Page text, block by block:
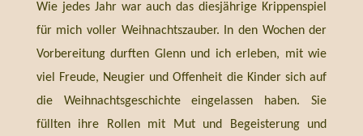
Wie jedes Jahr war auch das diesjährige Krippenspiel
für mich voller Weihnachtszauber. In den Wochen der
Vorbereitung durften Glenn und ich erleben, mit wie
viel Freude, Neugier und Offenheit die Kinder sich auf
die Weihnachtsgeschichte eingelassen haben. Sie
füllten ihre Rollen mit Mut und Begeisterung und